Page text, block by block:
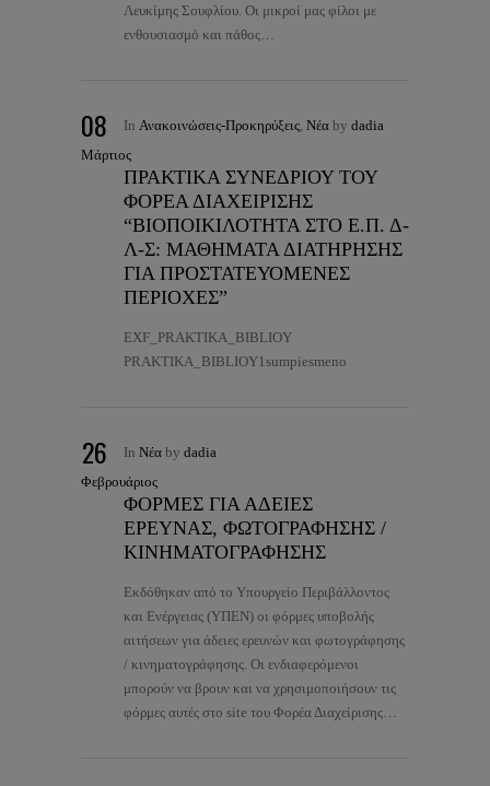
Λευκίμης Σουφλίου. Οι μικροί μας φίλοι με
ενθουσιασμό και πάθος…
08
Μάρτιος
In Ανακοινώσεις-Προκηρύξεις, Νέα by dadia
ΠΡΑΚΤΙΚΑ ΣΥΝΕΔΡΙΟΥ ΤΟΥ
ΦΟΡΕΑ ΔΙΑΧΕΙΡΙΣΗΣ
“ΒΙΟΠΟΙΚΙΛΟΤΗΤΑ ΣΤΟ Ε.Π. Δ-
Λ-Σ: ΜΑΘΗΜΑΤΑ ΔΙΑΤΗΡΗΣΗΣ
ΓΙΑ ΠΡΟΣΤΑΤΕΥΟΜΕΝΕΣ
ΠΕΡΙΟΧΕΣ”
EXF_PRAKTIKA_BIBLIOY
PRAKTIKA_BIBLIOY1sumpiesmeno
26
Φεβρουάριος
In Νέα by dadia
ΦΟΡΜΕΣ ΓΙΑ ΑΔΕΙΕΣ
ΕΡΕΥΝΑΣ, ΦΩΤΟΓΡΑΦΗΣΗΣ /
ΚΙΝΗΜΑΤΟΓΡΑΦΗΣΗΣ
Εκδόθηκαν από το Υπουργείο Περιβάλλοντος
και Ενέργειας (ΥΠΕΝ) οι φόρμες υποβολής
αιτήσεων για άδειες ερευνών και φωτογράφησης
/ κινηματογράφησης. Οι ενδιαφερόμενοι
μπορούν να βρουν και να χρησιμοποιήσουν τις
φόρμες αυτές στο site του Φορέα Διαχείρισης…